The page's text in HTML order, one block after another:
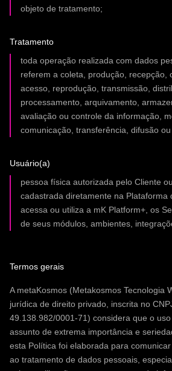
objeto de tratamento;
Tratamento
toda operação realizada com dados
referem a coleta, produção, recepção,
acesso, reprodução, transmissão,
processamento, arquivamento,
avaliação ou controle da informação,
comunicação, transferência, difusão
Usuário(a)
pessoa física autorizada pelo Cliente
cadastrada diretamente na Plataforma
acessa ou utiliza a mK Platform+, os
de seus módulos, ambientes,
Termos gerais
A metaKosmos (Metakosmos Tecnologia
jurídica de direito privado, inscrita no
49.138.982/0001-71) considera que o
assunto de extrema importância e
esta Política foi elaborada para
ao tratamento de dados pessoais,